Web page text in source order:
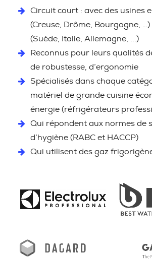
Circuit court : avec des usines
(Creuse, Drôme, Bourgogne,
(Suède, Italie, Allemagne, ...)
Reconnus pour leurs qualités
de robustesse, d’ergonomie
Spécialisés dans chaque
matériel de grande cuisine
énergie (réfrigérateurs
Qui répondent aux normes de
d’hygiène (RABC et HACCP)
Qui utilisent des gaz